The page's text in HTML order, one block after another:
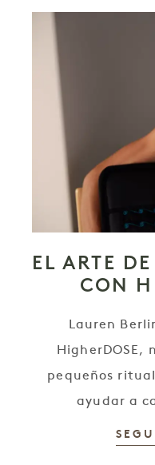
EL ARTE
CON
Lauren
HigherDOSE,
pequeños
ayudar a